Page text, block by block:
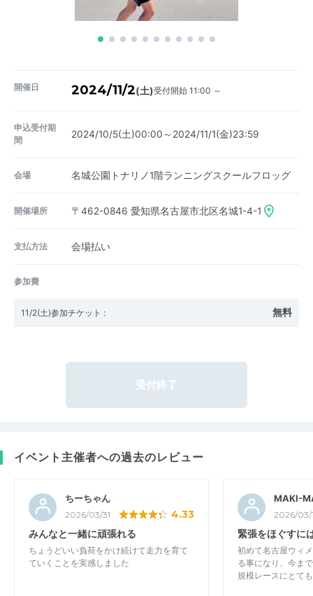
開催日 2024/11/2(土)受付開始 11:00 ～
申込受付期
間
2024/10/5(土)00:00～2024/11/1(金)23:59
会場 名城公園トナリノ1階ランニングスクールフロッグ
開催場所 〒462-0846 愛知県名古屋市北区名城1-4-1
支払方法 会場払い
参加費
11/2(土)参加チケット : 無料
受付終了
イベント主催者への過去のレビュー
ちーちゃん
2026/03/31 4.33
みんなと一緒に頑張れる
ちょうどいい負荷をかけ続けて走力を育て
ていくことを実感しました
MAKI-
2026/03/
緊張をほぐすに
初めて名古屋ウィ
る事になり、今ま
規模レースにとて